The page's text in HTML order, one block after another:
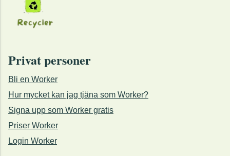
Privat personer
Bli en Worker
Hur mycket kan jag tjäna som Worker?
Signa upp som Worker gratis
Priser Worker
Login Worker